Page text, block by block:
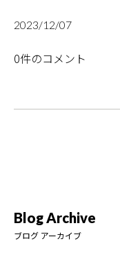
2023/12/07
0件のコメント
Blog Archive
ブログ アーカイブ